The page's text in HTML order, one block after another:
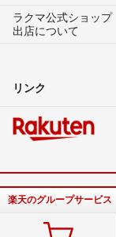
ラクマ公式ショップ
出店について
リンク
楽天のグループサービス